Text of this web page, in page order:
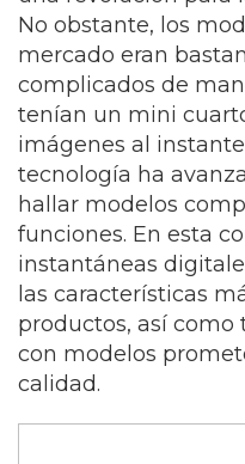
No obstante, los
mercado eran
complicados de
tenían un mini
imágenes al
tecnología ha
hallar modelos
funciones. En esta
instantáneas
las características
productos, así
con modelos
calidad.